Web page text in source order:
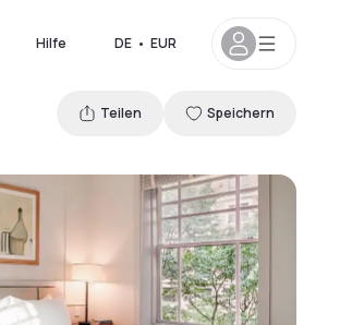
Hilfe DE • EUR
Teilen Speichern